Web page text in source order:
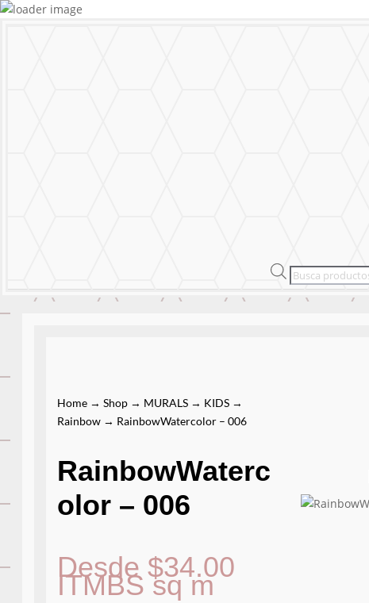
Products
search
Home→ Shop→ MURALS→ KIDS→
Rainbow→ RainbowWatercolor – 006
RainbowWaterc
olor – 006
Desde $34.00
ITMBSsq m